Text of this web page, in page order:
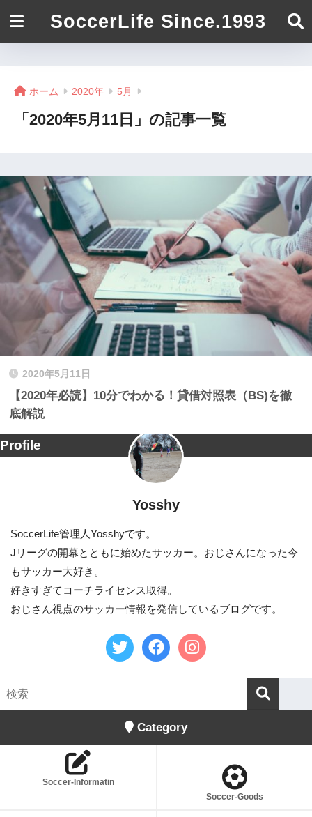
SoccerLife Since.1993
ホーム 2020年 5月
「2020年5月11日」の記事一覧
2020年5月11日
【2020年必読】10分でわかる！貸借対照表（BS)を徹
底解説
Profile
Yosshy
SoccerLife管理人Yosshyです。
Jリーグの開幕とともに始めたサッカー。おじさんになった今
もサッカー大好き。
好きすぎてコーチライセンス取得。
おじさん視点のサッカー情報を発信しているブログです。
Category
Soccer-Informatin
Soccer-Goods